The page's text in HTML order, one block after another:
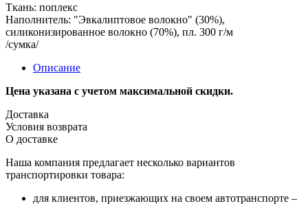
Ткань: поплекс
Наполнитель: "Эвкалиптовое волокно" (30%),
силиконизированное волокно (70%), пл. 300 г/м
/сумка/
Описание
Цена указана с учетом максимальной скидки.
Доставка
Условия возврата
О доставке
Наша компания предлагает несколько вариантов
транспортировки товара:
для клиентов, приезжающих на своем автотранспорте –